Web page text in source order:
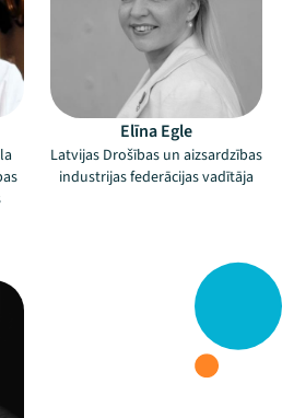
Elīna Egle
Latvijas Drošības un aizsardzības
industrijas federācijas vadītāja